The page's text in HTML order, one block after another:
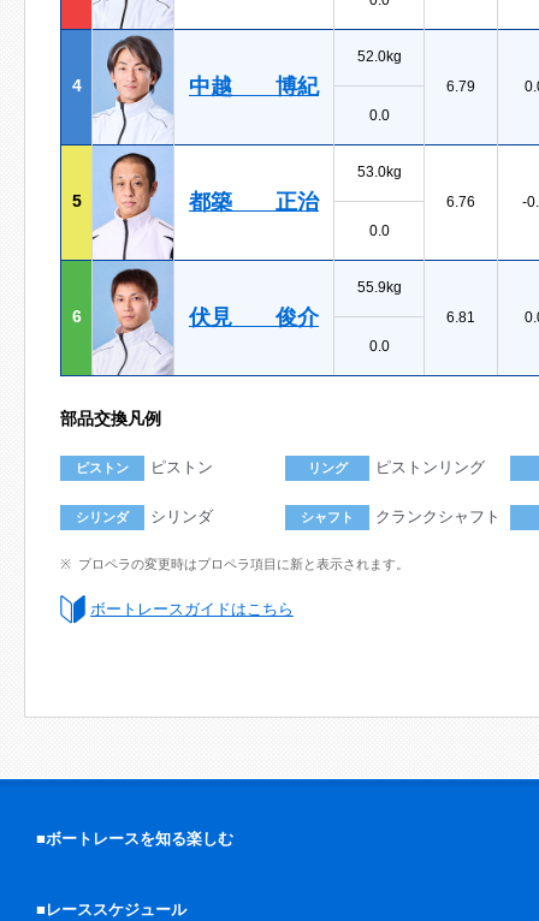
4 中越 博紀
52.0kg
6.79
0.0
5 都築 正治
53.0kg
6.76
-
0.0
6 伏見 俊介
55.9kg
6.81
0.0
部品交換凡例
ピストン ピストン リング ピストンリング
シリンダ シリンダ シャフト クランクシャフト
プロペラの変更時はプロペラ項目に新と表示されます。
ボートレースガイドはこちら
■ボートレースを知る楽しむ
■レーススケジュール